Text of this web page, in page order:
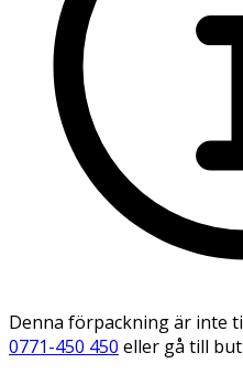
Denna förpackning är inte
0771-450 450 eller gå till